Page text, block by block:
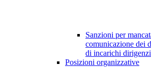
Sanzioni per
comunicazione dei
di incarichi
Posizioni organizzative